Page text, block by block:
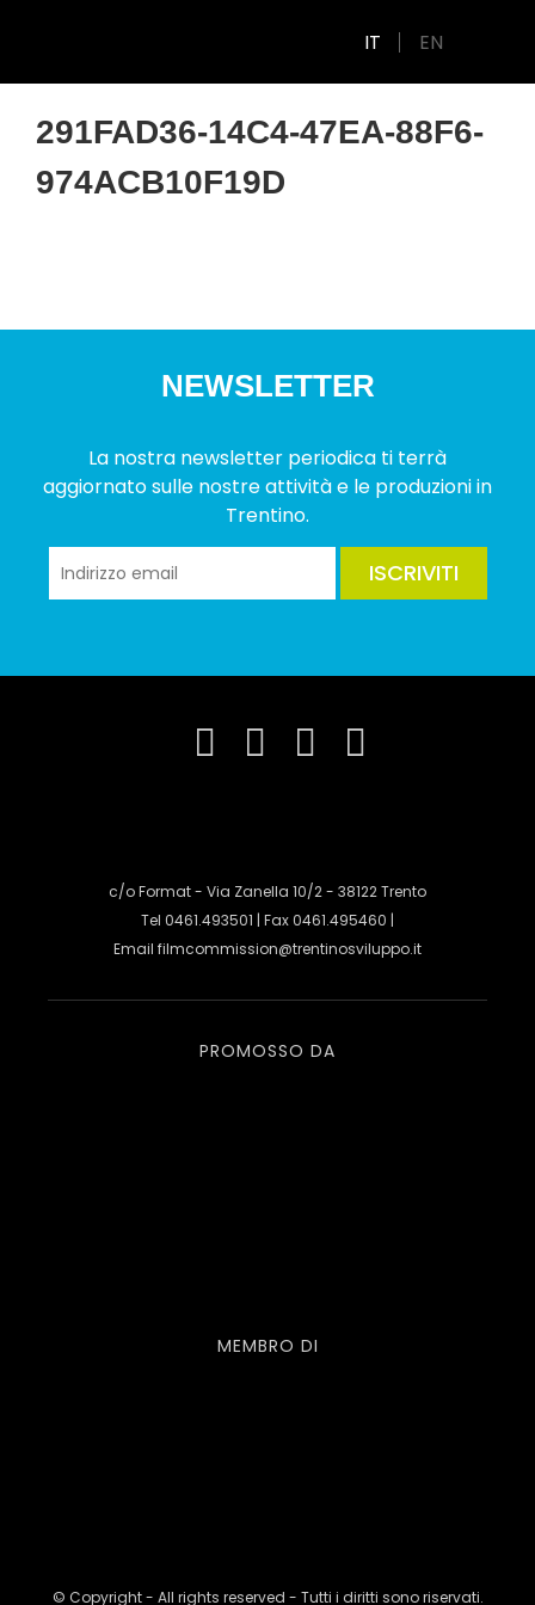
IT EN
291FAD36-14C4-47EA-88F6-
974ACB10F19D
NEWSLETTER
La nostra newsletter periodica ti terrà
aggiornato sulle nostre attività e le produzioni in
Trentino.
ISCRIVITI
c/o Format - Via Zanella 10/2 - 38122 Trento
Tel 0461.493501 | Fax 0461.495460 |
Email filmcommission@trentinosviluppo.it
PROMOSSO DA
MEMBRO DI
© Copyright - All rights reserved - Tutti i diritti sono riservati.